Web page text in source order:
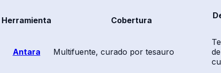
Herramienta Cobertura
Antara Multifuente, curado por tesauro